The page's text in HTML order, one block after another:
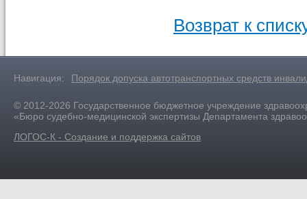
Возврат к
Навигация: Порядок допуска автотранспортных средств
© 2012-2026 Государственное бюджетное учреждение
«Бюро судебно-медицинской экспертизы Департамента
ЛОГОС-К - Создание и поддержка сайтов